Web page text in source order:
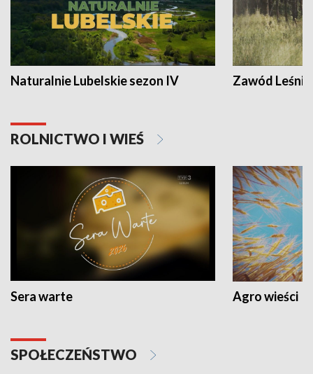
Naturalnie Lubelskie sezon IV Zawód Leśnik
ROLNICTWO I WIEŚ
Sera warte Agro wieści
SPOŁECZEŃSTWO